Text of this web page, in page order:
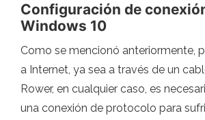
Configuración de
Windows 10
Como se mencionó anteriormente,
a Internet, ya sea a través de un
Rower, en cualquier caso, es
una conexión de protocolo para